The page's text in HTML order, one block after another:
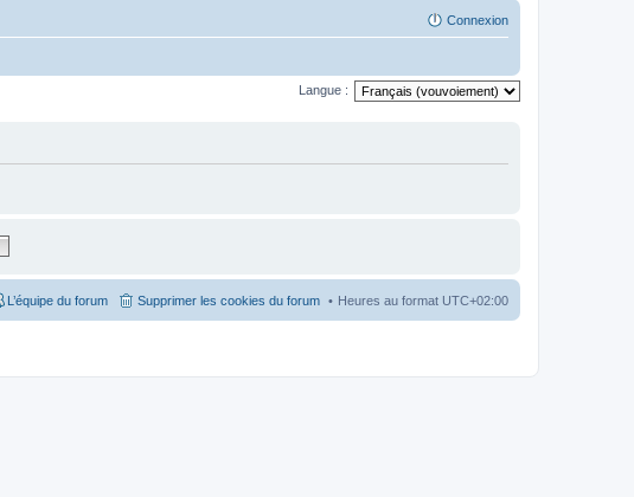
Connexion
Langue :
Heures au format UTC+02:00
Supprimer les cookies du forum
L’équipe du forum